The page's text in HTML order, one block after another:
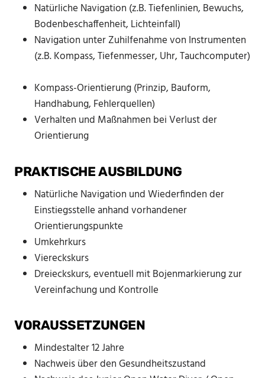
Natürliche Navigation (z.B. Tiefenlinien, Bewuchs,
Bodenbeschaffenheit, Lichteinfall)
Navigation unter Zuhilfenahme von Instrumenten
(z.B. Kompass, Tiefenmesser, Uhr, Tauchcomputer)
Kompass-Orientierung (Prinzip, Bauform,
Handhabung, Fehlerquellen)
Verhalten und Maßnahmen bei Verlust der
Orientierung
PRAKTISCHE AUSBILDUNG
Natürliche Navigation und Wiederfinden der
Einstiegsstelle anhand vorhandener
Orientierungspunkte
Umkehrkurs
Viereckskurs
Dreieckskurs, eventuell mit Bojenmarkierung zur
Vereinfachung und Kontrolle
VORAUSSETZUNGEN
Mindestalter 12 Jahre
Nachweis über den Gesundheitszustand